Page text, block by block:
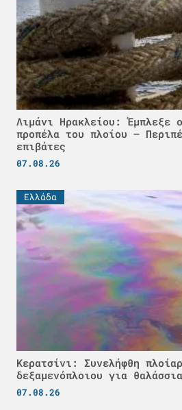
Λιμάνι Ηρακλείου: Έμπλεξε
προπέλα του πλοίου –
επιβάτες
07.08.26
Ελλάδα
Κερατσίνι: Συνελήφθη
δεξαμενόπλοιου για
07.08.26